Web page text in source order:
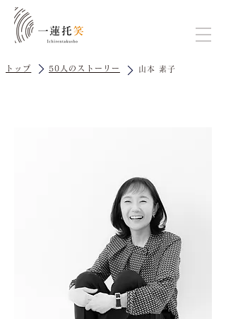
トップ 50人のストーリー 山本 素子